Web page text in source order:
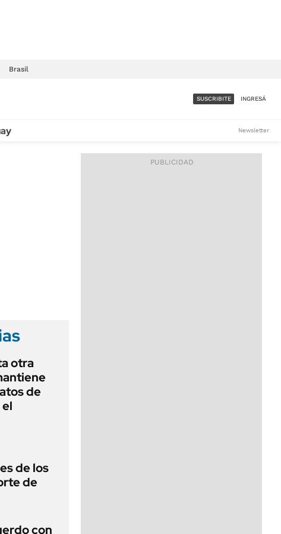
Brasil
ACCESO FULL - $1.800/MES
SUSCRIBITE INGRESÁ
Newsletter
otra
de
de los
de
con